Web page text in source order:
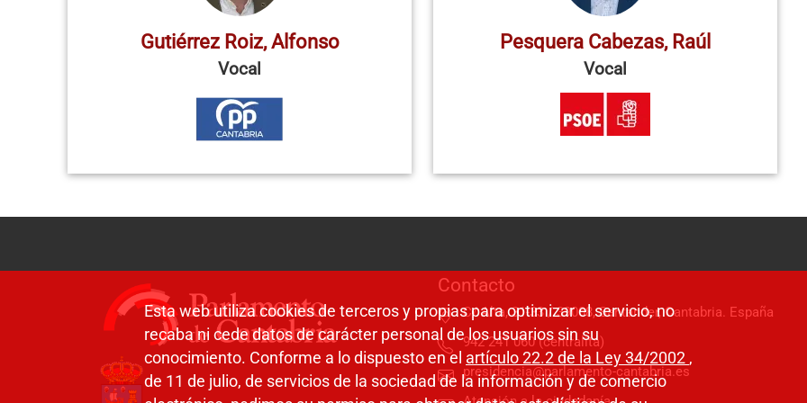
Gutiérrez Roiz, Alfonso
Vocal
Pesquera Cabezas, Raúl
Vocal
Contacto
C/ Alta, 31-33 / 39008, Santander, Cantabria. España
942 241 060 (centralita)
presidencia@parlamento-cantabria.es
Esta web utiliza cookies de terceros y propias para optimizar el servicio, no
recaba ni cede datos de carácter personal de los usuarios sin su
conocimiento. Conforme a lo dispuesto en el artículo 22.2 de la Ley 34/2002 ,
de 11 de julio, de servicios de la sociedad de la información y de comercio